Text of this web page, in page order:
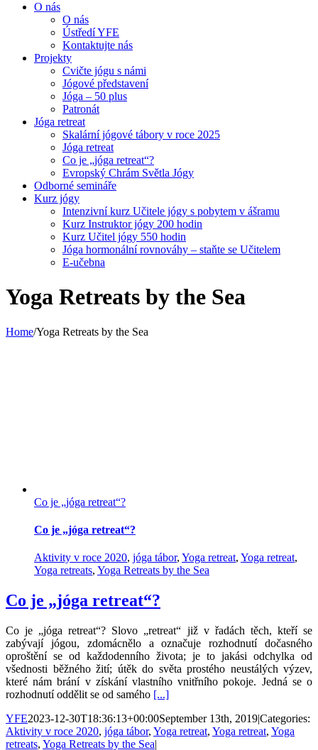
O nás
O nás
Ústředí YFE
Kontaktujte nás
Projekty
Cvičte jógu s námi
Jógové představení
Jóga – 50 plus
Patronát
Jóga retreat
Skalární jógové tábory v roce 2025
Jóga retreat
Co je „jóga retreat“?
Evropský Chrám Světla Jógy
Odborné semináře
Kurz jógy
Intenzivní kurz Učitele jógy s pobytem v ášramu
Kurz Instruktor jógy 200 hodin
Kurz Učitel jógy 550 hodin
Jóga hormonální rovnováhy – staňte se Učitelem
E-učebna
Yoga Retreats by the Sea
Home/Yoga Retreats by the Sea
Co je „jóga retreat“?
Co je „jóga retreat“?
Aktivity v roce 2020, jóga tábor, Yoga retreat, Yoga retreat,
Yoga retreats, Yoga Retreats by the Sea
Co je „jóga retreat“?
Co je „jóga retreat“? Slovo „retreat“ již v řadách těch, kteří se
zabývají jógou, zdomácnělo a označuje rozhodnutí dočasného
oproštění se od každodenního života; je to jakási odchylka od
všednosti běžného žití; útěk do světa prostého neustálých výzev,
které nám brání v získání vlastního vnitřního pokoje. Jedná se o
rozhodnutí oddělit se od samého [...]
YFE2023-12-30T18:36:13+00:00September 13th, 2019|Categories:
Aktivity v roce 2020, jóga tábor, Yoga retreat, Yoga retreat, Yoga
retreats, Yoga Retreats by the Sea|